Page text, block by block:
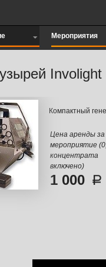
Мероприятия
Компактный
Цена аренды за
мероприятие
концентрата
включено)
1 000